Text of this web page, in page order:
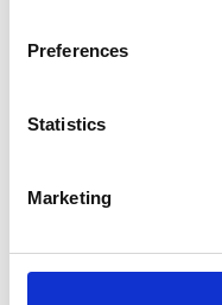
Preferences
Statistics
Marketing
plans Solide 4x9